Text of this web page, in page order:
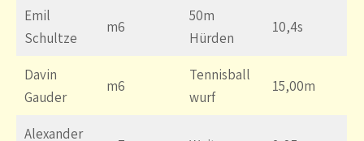
Emil
Schultze
m6
50m
Hürden
10,4s
Davin
Gauder
m6
Tennisball
wurf
15,00m
Alexander